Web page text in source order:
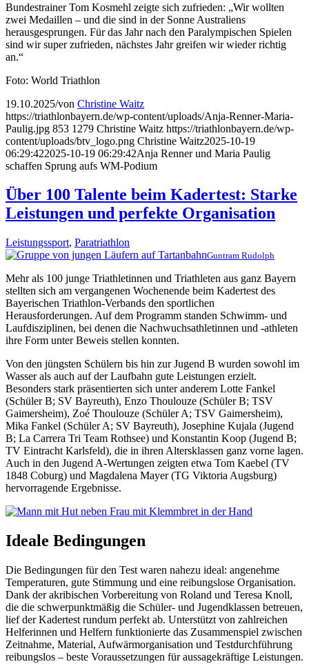
Bundestrainer Tom Kosmehl zeigte sich zufrieden: „Wir wollten
zwei Medaillen – und die sind in der Sonne Australiens
herausgesprungen. Für das Jahr nach den Paralympischen Spielen
sind wir super zufrieden, nächstes Jahr greifen wir wieder richtig
an.“
Foto: World Triathlon
19.10.2025/von Christine Waitz
https://triathlonbayern.de/wp-content/uploads/Anja-Renner-Maria-
Paulig.jpg 853 1279 Christine Waitz https://triathlonbayern.de/wp-
content/uploads/btv_logo.png Christine Waitz2025-10-19
06:29:422025-10-19 06:29:42Anja Renner und Maria Paulig
schaffen Sprung aufs WM-Podium
Über 100 Talente beim Kadertest: Starke
Leistungen und perfekte Organisation
Leistungssport, Paratriathlon
Guntram Rudolph
Mehr als 100 junge Triathletinnen und Triathleten aus ganz Bayern
stellten sich am vergangenen Wochenende beim Kadertest des
Bayerischen Triathlon-Verbands den sportlichen
Herausforderungen. Auf dem Programm standen Schwimm- und
Laufdisziplinen, bei denen die Nachwuchsathletinnen und -athleten
ihre Form unter Beweis stellen konnten.
Von den jüngsten Schülern bis hin zur Jugend B wurden sowohl im
Wasser als auch auf der Laufbahn gute Leistungen erzielt.
Besonders stark präsentierten sich unter anderem Lotte Fankel
(Schüler B; SV Bayreuth), Enzo Thoulouze (Schüler B; TSV
Gaimersheim), Zoé Thoulouze (Schüler A; TSV Gaimersheim),
Mika Fankel (Schüler A; SV Bayreuth), Josephine Kujala (Jugend
B; La Carrera Tri Team Rothsee) und Konstantin Koop (Jugend B;
TV Eintracht Karlsfeld), die in ihren Altersklassen ganz vorne lagen.
Auch in den Jugend A-Wertungen zeigten etwa Tom Kaebel (TV
1848 Coburg) und Magdalena Mayer (TG Viktoria Augsburg)
hervorragende Ergebnisse.
Ideale Bedingungen
Die Bedingungen für den Test waren nahezu ideal: angenehme
Temperaturen, gute Stimmung und eine reibungslose Organisation.
Dank der akribischen Vorbereitung von Roland und Teresa Knoll,
die die schwerpunktmäßig die Schüler- und Jugendklassen betreuen,
lief der Kadertest rundum perfekt ab. Unterstützt von zahlreichen
Helferinnen und Helfern funktionierte das Zusammenspiel zwischen
Zeitnahme, Material, Aufwärmorganisation und Testdurchführung
reibungslos – beste Voraussetzungen für aussagekräftige Leistungen.